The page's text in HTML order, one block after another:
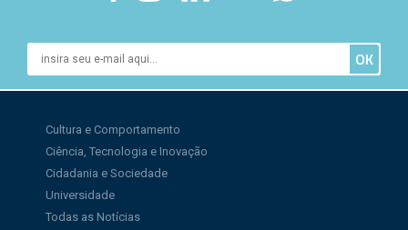
Cultura e Comportamento
Ciência, Tecnologia e Inovação
Cidadania e Sociedade
Universidade
Todas as Notícias